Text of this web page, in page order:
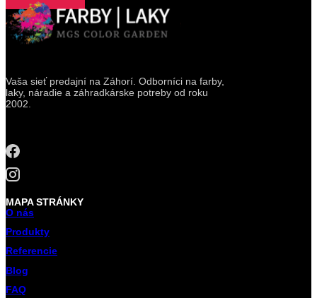
Vaša sieť predajní na Záhorí. Odborníci na farby,
laky, náradie a záhradkárske potreby od roku
2002.
MAPA STRÁNKY
O nás
Produkty
Referencie
Blog
FAQ